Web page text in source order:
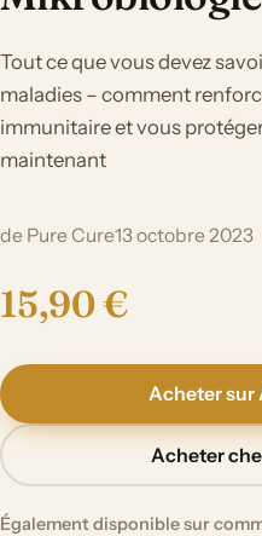
Tout ce que vous devez
maladies – comment
immunitaire et vous
maintenant
de Pure Cure13 octobre 2023
15,90 €
Acheter sur
Acheter
Également disponible sur